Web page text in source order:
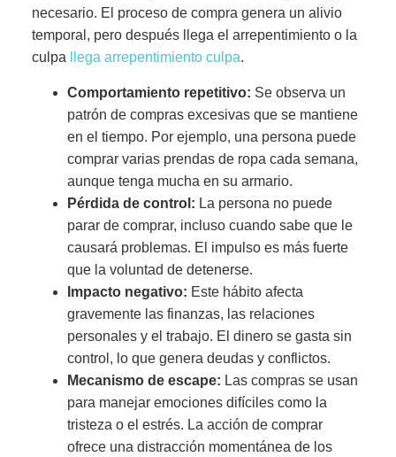
necesario. El proceso de compra genera un alivio
temporal, pero después llega el arrepentimiento o la
culpa
llega arrepentimiento culpa.
Comportamiento repetitivo: Se observa un
patrón de compras excesivas que se mantiene
en el tiempo. Por ejemplo, una persona puede
comprar varias prendas de ropa cada semana,
aunque tenga mucha en su armario.
Pérdida de control: La persona no puede
parar de comprar, incluso cuando sabe que le
causará problemas. El impulso es más fuerte
que la voluntad de detenerse.
Impacto negativo: Este hábito afecta
gravemente las finanzas, las relaciones
personales y el trabajo. El dinero se gasta sin
control, lo que genera deudas y conflictos.
Mecanismo de escape: Las compras se usan
para manejar emociones difíciles como la
tristeza o el estrés. La acción de comprar
ofrece una distracción momentánea de los